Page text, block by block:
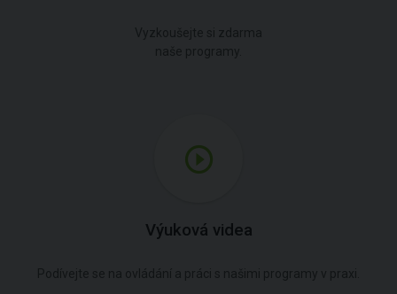
Výuková videa